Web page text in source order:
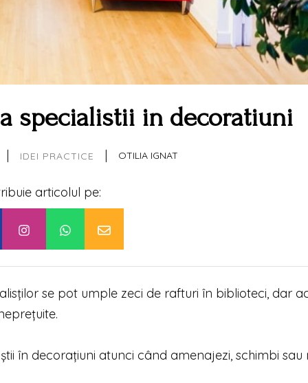
specialistii in decoratiuni
| IDEI PRACTICE | OTILIA IGNAT
articolul pe:
se pot umple zeci de rafturi în biblioteci, dar
în decorațiuni atunci când amenajezi, schimbi sau